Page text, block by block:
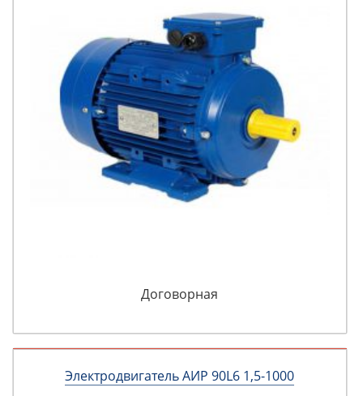
Договорная
Электродвигатель АИР 90L6 1,5-1000